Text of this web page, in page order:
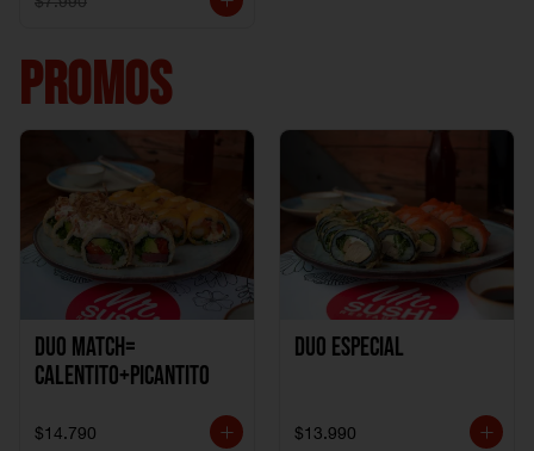
PROMOS
DUO MATCH=
CALENTITO+PICANTITO
$14.790
Duo especial
$13.990